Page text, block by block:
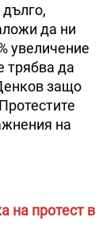
да ни
увеличение
трябва да
защо
на
на протест в